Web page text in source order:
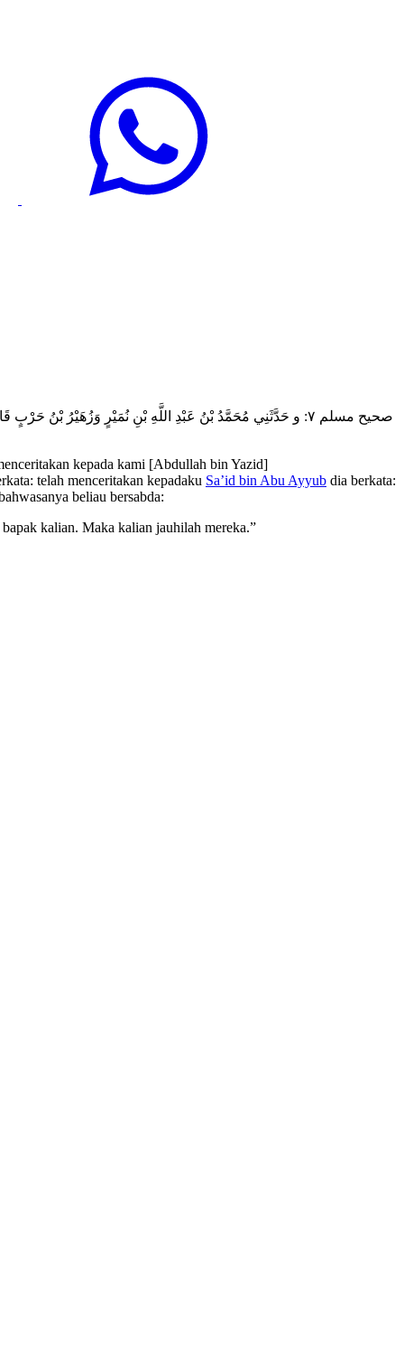
صحيح مسلم ٧: و حَدَّثَنِي مُحَمَّدُ بْنُ عَبْدِ اللَّهِ بْنِ نُمَيْرٍ
kepada kami [Abdullah bin Yazid]
telah menceritakan kepadaku Sa’id bin Abu Ayyub dia berkata:
beliau bersabda:
kalian. Maka kalian jauhilah mereka.”